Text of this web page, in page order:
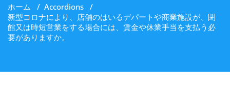
ホーム / Accordions /
新型コロナにより、店舗のはいるデパートや商業施設が、閉
館又は時短営業をする場合には、賃金や休業手当を支払う必
要がありますか。